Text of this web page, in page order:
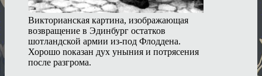
Викторианская картина, изображающая
возвращение в Эдинбург остатков
шотландской армии из-под Флоддена.
Хорошо nоказан дух уныния и потрясения
после разгрома.